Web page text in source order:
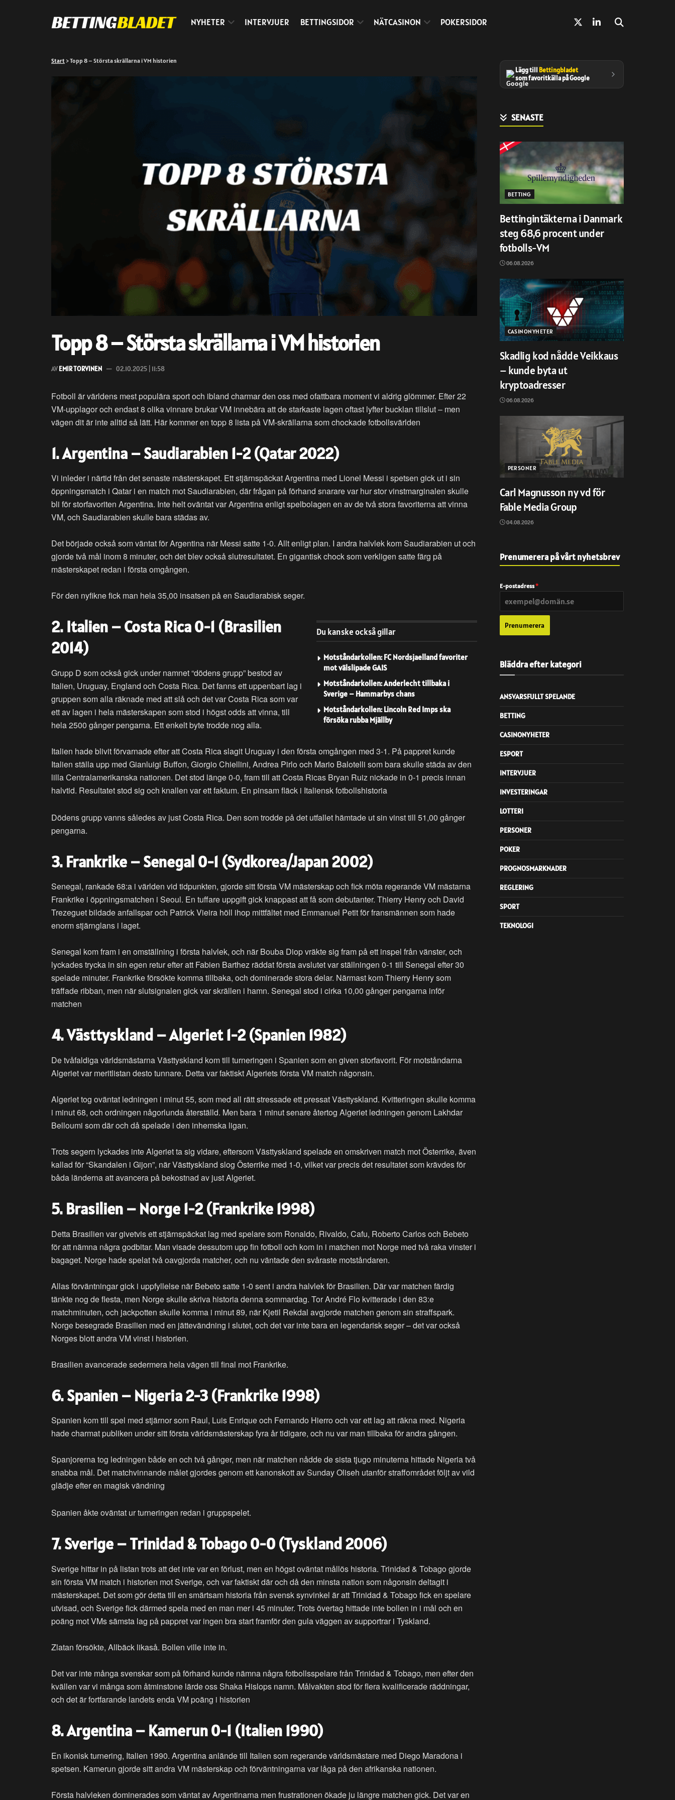
NYHETER INTERVJUER BETTINGSIDOR NÄTCASINON POKERSIDOR
Start >Topp 8 – Största skrällarna i VM historien
Topp 8 – Största skrällarna i VM historien
AVEMIR TORVINEN 02.10.2025 | 11:58
Fotboll är världens mest populära sport och ibland charmar den oss med ofattbara moment vi aldrig glömmer. Efter 22
VM-upplagor och endast 8 olika vinnare brukar VM innebära att de starkaste lagen oftast lyfter bucklan tillslut – men
vägen dit är inte alltid så lätt. Här kommer en topp 8 lista på VM-skrällarna som chockade fotbollsvärlden
1. Argentina – Saudiarabien 1-2 (Qatar 2022)
Vi inleder i närtid från det senaste mästerskapet. Ett stjärnspäckat Argentina med Lionel Messi i spetsen gick ut i sin
öppningsmatch i Qatar i en match mot Saudiarabien, där frågan på förhand snarare var hur stor vinstmarginalen skulle
bli för storfavoriten Argentina. Inte helt oväntat var Argentina enligt spelbolagen en av de två stora favoriterna att vinna
VM, och Saudiarabien skulle bara städas av.
Det började också som väntat för Argentina när Messi satte 1-0. Allt enligt plan. I andra halvlek kom Saudiarabien ut och
gjorde två mål inom 8 minuter, och det blev också slutresultatet. En gigantisk chock som verkligen satte färg på
mästerskapet redan i första omgången.
För den nyfikne fick man hela 35,00 insatsen på en Saudiarabisk seger.
Du kanske också gillar
Motståndarkollen: FC Nordsjaelland favoriter
mot välslipade GAIS
Motståndarkollen: Anderlecht tillbaka i
Sverige – Hammarbys chans
Motståndarkollen: Lincoln Red Imps ska
försöka rubba Mjällby
2. Italien – Costa Rica 0-1 (Brasilien
2014)
Grupp D som också gick under namnet “dödens grupp” bestod av
Italien, Uruguay, England och Costa Rica. Det fanns ett uppenbart lag i
gruppen som alla räknade med att slå och det var Costa Rica som var
ett av lagen i hela mästerskapen som stod i högst odds att vinna, till
hela 2500 gånger pengarna. Ett enkelt byte trodde nog alla.
Italien hade blivit förvarnade efter att Costa Rica slagit Uruguay i den första omgången med 3-1. På pappret kunde
Italien ställa upp med Gianluigi Buffon, Giorgio Chiellini, Andrea Pirlo och Mario Balotelli som bara skulle städa av den
lilla Centralamerikanska nationen. Det stod länge 0-0, fram till att Costa Ricas Bryan Ruiz nickade in 0-1 precis innan
halvtid. Resultatet stod sig och knallen var ett faktum. En pinsam fläck i Italiensk fotbollshistoria
Dödens grupp vanns således av just Costa Rica. Den som trodde på det utfallet hämtade ut sin vinst till 51,00 gånger
pengarna.
3. Frankrike – Senegal 0-1 (Sydkorea/Japan 2002)
Senegal, rankade 68:a i världen vid tidpunkten, gjorde sitt första VM mästerskap och fick möta regerande VM mästarna
Frankrike i öppningsmatchen i Seoul. En tuffare uppgift gick knappast att få som debutanter. Thierry Henry och David
Trezeguet bildade anfallspar och Patrick Vieira höll ihop mittfältet med Emmanuel Petit för fransmännen som hade
enorm stjärnglans i laget.
Senegal kom fram i en omställning i första halvlek, och när Bouba Diop vräkte sig fram på ett inspel från vänster, och
lyckades trycka in sin egen retur efter att Fabien Barthez räddat första avslutet var ställningen 0-1 till Senegal efter 30
spelade minuter. Frankrike försökte komma tillbaka, och dominerade stora delar. Närmast kom Thierry Henry som
träffade ribban, men när slutsignalen gick var skrällen i hamn. Senegal stod i cirka 10,00 gånger pengarna inför
matchen
4. Västtyskland – Algeriet 1-2 (Spanien 1982)
De tvåfaldiga världsmästarna Västtyskland kom till turneringen i Spanien som en given storfavorit. För motståndarna
Algeriet var meritlistan desto tunnare. Detta var faktiskt Algeriets första VM match någonsin.
Algeriet tog oväntat ledningen i minut 55, som med all rätt stressade ett pressat Västtyskland. Kvitteringen skulle komma
i minut 68, och ordningen någorlunda återställd. Men bara 1 minut senare återtog Algeriet ledningen genom Lakhdar
Belloumi som där och då spelade i den inhemska ligan.
Trots segern lyckades inte Algeriet ta sig vidare, eftersom Västtyskland spelade en omskriven match mot Österrike, även
kallad för “Skandalen i Gijon”, när Västtyskland slog Österrike med 1-0, vilket var precis det resultatet som krävdes för
båda länderna att avancera på bekostnad av just Algeriet.
5. Brasilien – Norge 1-2 (Frankrike 1998)
Detta Brasilien var givetvis ett stjärnspäckat lag med spelare som Ronaldo, Rivaldo, Cafu, Roberto Carlos och Bebeto
för att nämna några godbitar. Man visade dessutom upp fin fotboll och kom in i matchen mot Norge med två raka vinster i
bagaget. Norge hade spelat två oavgjorda matcher, och nu väntade den svåraste motståndaren.
Allas förväntningar gick i uppfyllelse när Bebeto satte 1-0 sent i andra halvlek för Brasilien. Där var matchen färdig
tänkte nog de flesta, men Norge skulle skriva historia denna sommardag. Tor André Flo kvitterade i den 83:e
matchminuten, och jackpotten skulle komma i minut 89, när Kjetil Rekdal avgjorde matchen genom sin straffspark.
Norge besegrade Brasilien med en jättevändning i slutet, och det var inte bara en legendarisk seger – det var också
Norges blott andra VM vinst i historien.
Brasilien avancerade sedermera hela vägen till final mot Frankrike.
6. Spanien – Nigeria 2-3 (Frankrike 1998)
Spanien kom till spel med stjärnor som Raul, Luis Enrique och Fernando Hierro och var ett lag att räkna med. Nigeria
hade charmat publiken under sitt första världsmästerskap fyra år tidigare, och nu var man tillbaka för andra gången.
Spanjorerna tog ledningen både en och två gånger, men när matchen nådde de sista tjugo minuterna hittade Nigeria två
snabba mål. Det matchvinnande målet gjordes genom ett kanonskott av Sunday Oliseh utanför straffområdet följt av vild
glädje efter en magisk vändning
Spanien åkte oväntat ur turneringen redan i gruppspelet.
7. Sverige – Trinidad & Tobago 0-0 (Tyskland 2006)
Sverige hittar in på listan trots att det inte var en förlust, men en högst oväntat mållös historia. Trinidad & Tobago gjorde
sin första VM match i historien mot Sverige, och var faktiskt där och då den minsta nation som någonsin deltagit i
mästerskapet. Det som gör detta till en smärtsam historia från svensk synvinkel är att Trinidad & Tobago fick en spelare
utvisad, och Sverige fick därmed spela med en man mer i 45 minuter. Trots övertag hittade inte bollen in i mål och en
poäng mot VMs sämsta lag på pappret var ingen bra start framför den gula väggen av supportrar i Tyskland.
Zlatan försökte, Allbäck likaså. Bollen ville inte in.
Det var inte många svenskar som på förhand kunde nämna några fotbollsspelare från Trinidad & Tobago, men efter den
kvällen var vi många som åtminstone lärde oss Shaka Hislops namn. Målvakten stod för flera kvalificerade räddningar,
och det är fortfarande landets enda VM poäng i historien
8. Argentina – Kamerun 0-1 (Italien 1990)
En ikonisk turnering, Italien 1990. Argentina anlände till Italien som regerande världsmästare med Diego Maradona i
spetsen. Kamerun gjorde sitt andra VM mästerskap och förväntningarna var låga på den afrikanska nationen.
Första halvleken dominerades som väntat av Argentinarna men frustrationen ökade ju längre matchen gick. Det var en
Lägg till Bettingbladet
som favoritkälla på Google
SENASTE
BETTING
Bettingintäkterna i Danmark
steg 68,6 procent under
fotbolls-VM
06.08.2026
CASINONYHETER
Skadlig kod nådde Veikkaus
– kunde byta ut
kryptoadresser
06.08.2026
PERSONER
Carl Magnusson ny vd för
Fable Media Group
04.08.2026
Prenumerera på vårt nyhetsbrev
E-postadress*
Prenumerera
Bläddra efter kategori
ANSVARSFULLT SPELANDE
BETTING
CASINONYHETER
ESPORT
INTERVJUER
INVESTERINGAR
LOTTERI
PERSONER
POKER
PROGNOSMARKNADER
REGLERING
SPORT
TEKNOLOGI